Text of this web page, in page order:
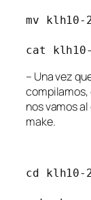
mv
cat
– Una vez
compilamos,
nos vamos
make.
cd klh10-